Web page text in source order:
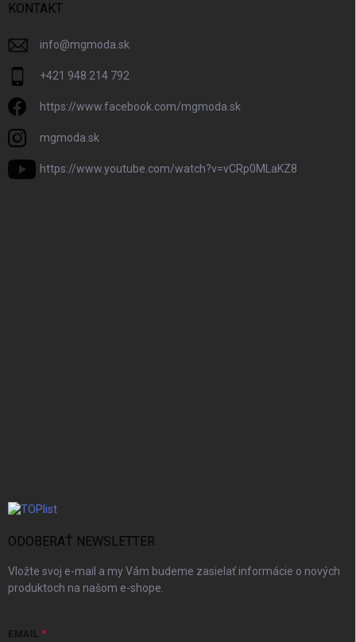
KONTAKT
info@mgmoda.sk
+421 948 214 792
https://www.facebook.com/mgmoda.sk
mgmoda.sk
https://www.youtube.com/watch?v=vCRp0MLaKZ8
ODOBERAŤ NEWSLETTER
Vložte svoj e-mail a my Vám budeme zasielať informácie o nových
produktoch na našom e-shope.
EMAIL